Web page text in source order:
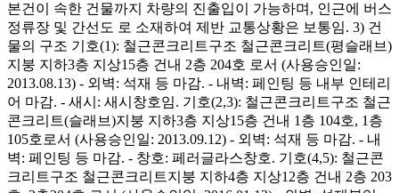
본건이 속한 건물까지 차량의 진출입이 가능하며, 인근에 버스
정류장 및 간선도 로 소재하여 제반 교통상황은 보통임. 3) 건
물의 구조 기호(1): 철근콘크리트구조 철근콘크리트(평슬래브)
지붕 지하3층 지상15층 건내 2층 204호 로서 (사용승인일:
2013.08.13) - 외벽: 석재 등 마감. - 내벽: 페인팅 등 내부 인테리
어 마감. - 새시: 새시창호임. 기호(2,3): 철근콘크리트구조 철근
콘크리트(슬래브)지붕 지하3층 지상15층 건내 1층 104호, 1층
105호로서 (사용승인일: 2013.09.12) - 외벽: 석재 등 마감. - 내
벽: 페인팅 등 마감. - 창호: 페러글라스창호. 기호(4,5): 철근콘
크리트구조 철근콘크리트지붕 지하4층 지상12층 건내 2층 203